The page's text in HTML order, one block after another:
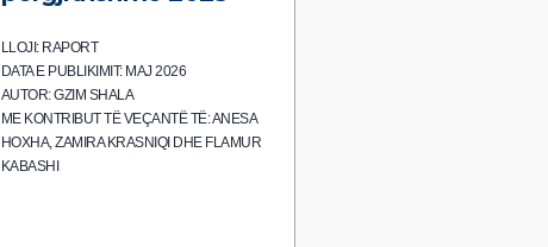
LLOJI: RAPORT
DATA E PUBLIKIMIT: MAJ 2026
AUTOR: GZIM SHALA
ME KONTRIBUT TË VEÇANTË TË: ANESA
HOXHA, ZAMIRA KRASNIQI DHE FLAMUR
KABASHI